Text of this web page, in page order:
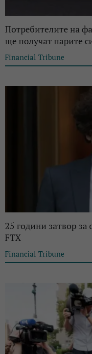
Потребителите на
ще получат парите
Financial Tribune
25 години затвор за
FTX
Financial Tribune